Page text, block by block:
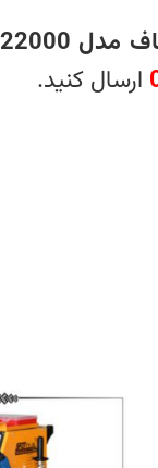
22000
ارسال کنید.